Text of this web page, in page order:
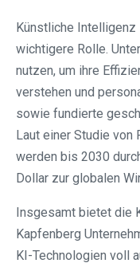
Künstliche
wichtigere Rolle.
nutzen, um ihre
verstehen und
sowie fundierte
Laut einer Studie von
werden bis 2030
Dollar zur globalen
Insgesamt bietet die
Kapfenberg
KI-Technologien voll